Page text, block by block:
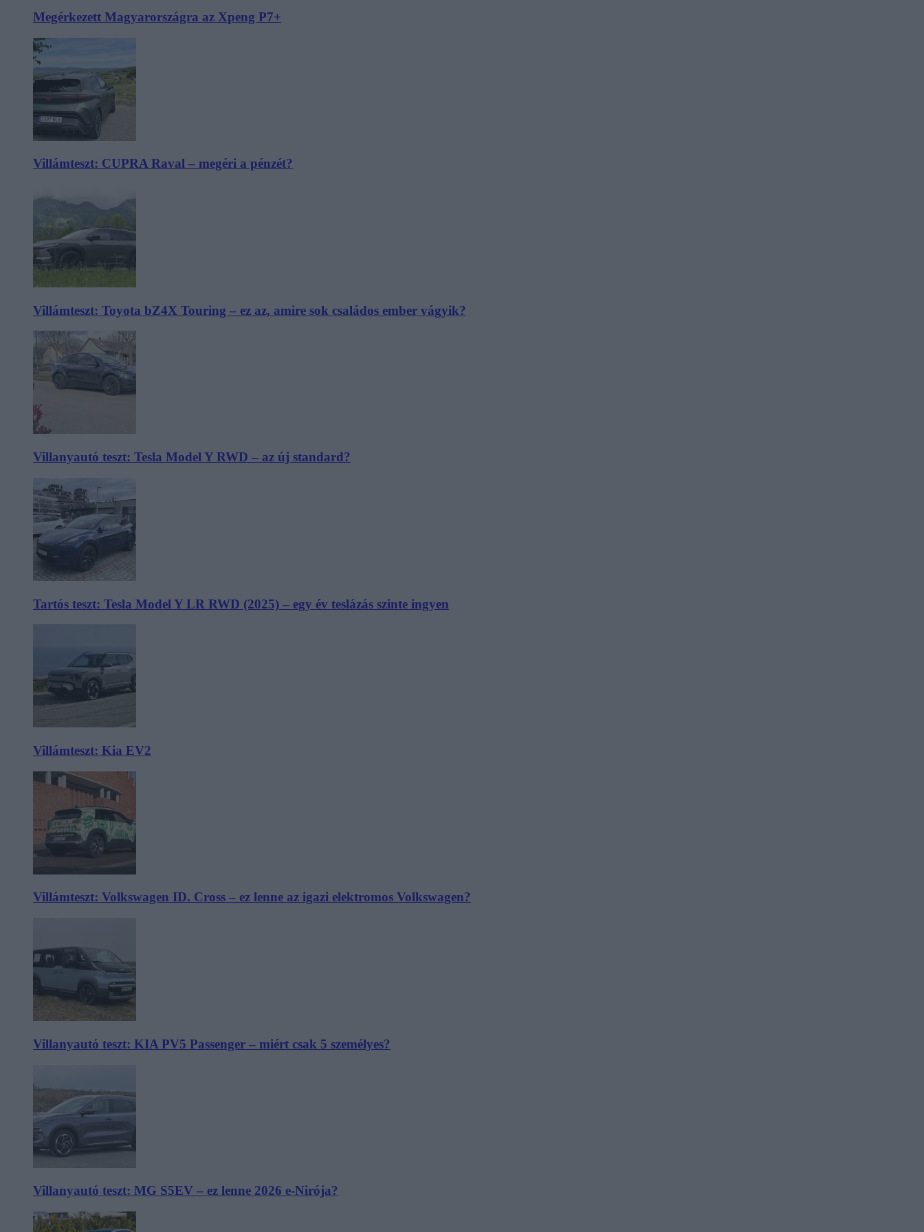
Megérkezett Magyarországra az Xpeng P7+
Villámteszt: CUPRA Raval – megéri a pénzét?
Villámteszt: Toyota bZ4X Touring – ez az, amire sok családos ember vágyik?
Villanyautó teszt: Tesla Model Y RWD – az új standard?
Tartós teszt: Tesla Model Y LR RWD (2025) – egy év teslázás szinte ingyen
Villámteszt: Kia EV2
Villámteszt: Volkswagen ID. Cross – ez lenne az igazi elektromos Volkswagen?
Villanyautó teszt: KIA PV5 Passenger – miért csak 5 személyes?
Villanyautó teszt: MG S5EV – ez lenne 2026 e-Nirója?